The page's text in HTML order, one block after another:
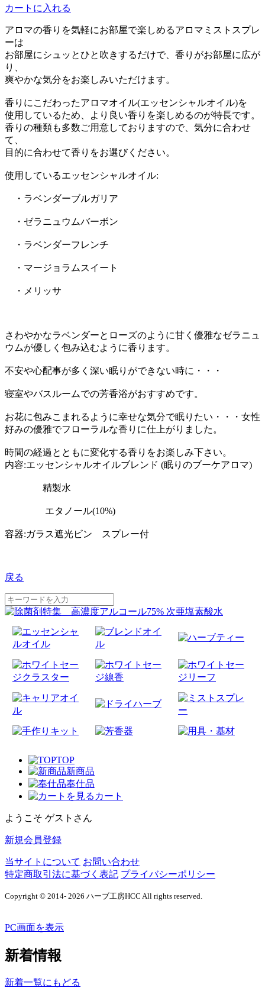
カートに入れる
アロマの香りを気軽にお部屋で楽しめるアロマミストスプレ
ーは
お部屋にシュッとひと吹きするだけで、香りがお部屋に広が
り、
爽やかな気分をお楽しみいただけます。
香りにこだわったアロマオイル(エッセンシャルオイル)を
使用しているため、より良い香りを楽しめるのが特長です。
香りの種類も多数ご用意しておりますので、気分に合わせ
て、
目的に合わせて香りをお選びください。
使用しているエッセンシャルオイル:
・ラベンダーブルガリア
・ゼラニュウムバーボン
・ラベンダーフレンチ
・マージョラムスイート
・メリッサ
さわやかなラベンダーとローズのように甘く優雅なゼラニュ
ウムが優しく包み込むように香ります。
不安や心配事が多く深い眠りができない時に・・・
寝室やバスルームでの芳香浴がおすすめです。
お花に包みこまれるように幸せな気分で眠りたい・・・女性
好みの優雅でフローラルな香りに仕上がりました。
時間の経過とともに変化する香りをお楽しみ下さい。
内容:エッセンシャルオイルブレンド (眠りのブーケアロマ)
精製水
エタノール(10%)
容器:ガラス遮光ビン スプレー付
戻る
TOP
新商品
奉仕品
カート
ようこそ ゲストさん
新規会員登録
当サイトについて お問い合わせ
特定商取引法に基づく表記 プライバシーポリシー
Copyright © 2014- 2026 ハーブ工房HCC All rights reserved.
PC画面を表示
新着情報
新着一覧にもどる